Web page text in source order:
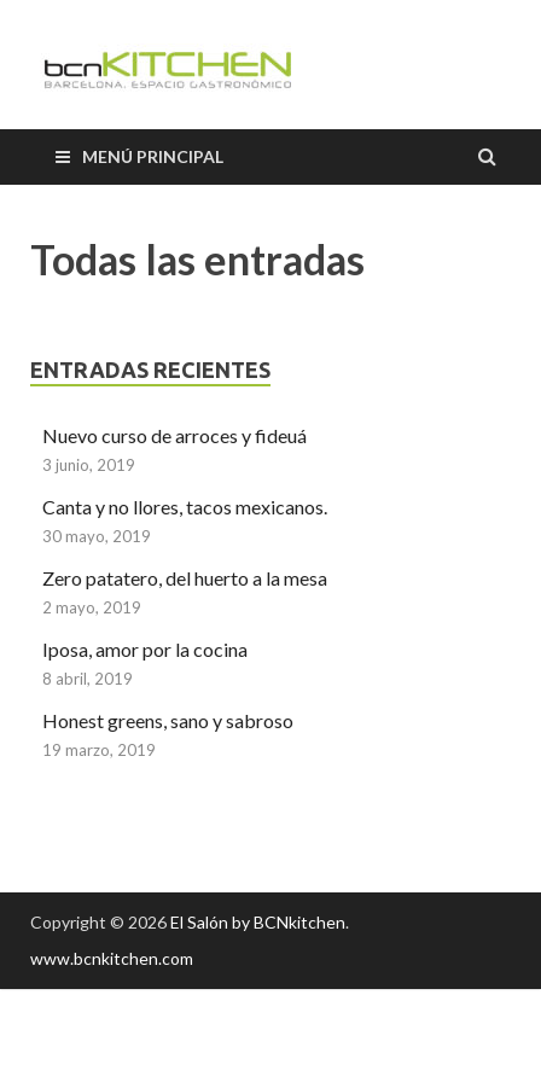
MENÚ PRINCIPAL
Todas las entradas
ENTRADAS RECIENTES
Nuevo curso de arroces y fideuá
3 junio, 2019
Canta y no llores, tacos mexicanos.
30 mayo, 2019
Zero patatero, del huerto a la mesa
2 mayo, 2019
Iposa, amor por la cocina
8 abril, 2019
Honest greens, sano y sabroso
19 marzo, 2019
Copyright © 2026El Salón by BCNkitchen.
www.bcnkitchen.com